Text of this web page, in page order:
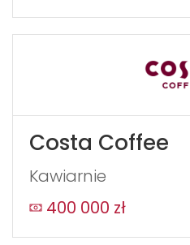
Costa Coffee
Kawiarnie
400 000 zł